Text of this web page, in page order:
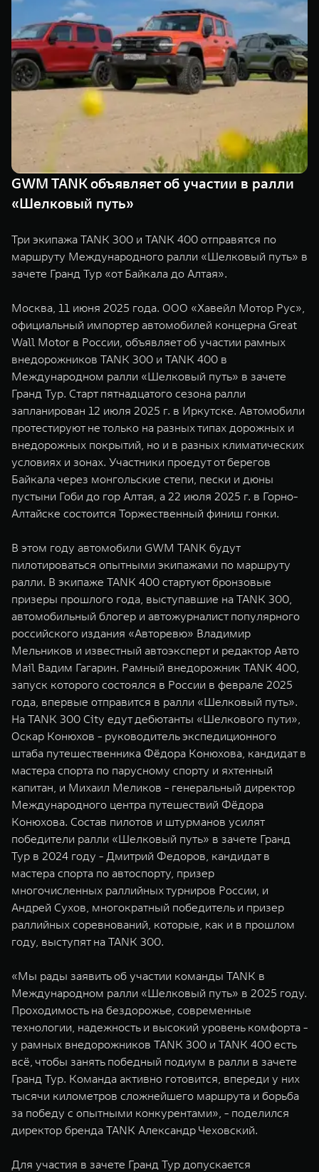
Веди за собой
от 6 499 000 ₽
TANK 700
Сила
от 10 199
WEY 07
Расширяя границы комфорта
от 6 149 000 ₽
WEY 05
Эстетика
WEY 80
от 6 449 000 ₽
WEY 80
TANK Финансы
Корпоративным клиентам
TANK ФИНАНСЫ
TANK Кредит
TANK Лизинг
TANK Страхование
Сервис
Специальные предложения
Моторные масла
ЦИФРОВЫЕ СЕРВИСЫ TANK
Цифровые сервисы TANK
Подписки
GWM TANK объявляет об участии в ралли
«Шелковый путь»
Три экипажа TANK 300 и TANK 400 отправятся по
маршруту Международного ралли «Шелковый путь» в
зачете Гранд Тур «от Байкала до Алтая».
Москва, 11 июня 2025 года. ООО «Хавейл Мотор Рус»,
официальный импортер автомобилей концерна Great
Wall Motor в России, объявляет об участии рамных
внедорожников TANK 300 и TANK 400 в
Международном ралли «Шелковый путь» в зачете
Гранд Тур. Старт пятнадцатого сезона ралли
запланирован 12 июля 2025 г. в Иркутске. Автомобили
протестируют не только на разных типах дорожных и
внедорожных покрытий, но и в разных климатических
условиях и зонах. Участники проедут от берегов
Байкала через монгольские степи, пески и дюны
пустыни Гоби до гор Алтая, а 22 июля 2025 г. в Горно-
Алтайске состоится Торжественный финиш гонки.
В этом году автомобили GWM TANK будут
пилотироваться опытными экипажами по маршруту
ралли. В экипаже TANK 400 стартуют бронзовые
призеры прошлого года, выступавшие на TANK 300,
автомобильный блогер и автожурналист популярного
российского издания «Авторевю» Владимир
Мельников и известный автоэксперт и редактор Авто
Mail Вадим Гагарин. Рамный внедорожник TANK 400,
запуск которого состоялся в России в феврале 2025
года, впервые отправится в ралли «Шелковый путь».
На TANK 300 City едут дебютанты «Шелкового пути»,
Оскар Конюхов - руководитель экспедиционного
штаба путешественника Фёдора Конюхова, кандидат в
мастера спорта по парусному спорту и яхтенный
капитан, и Михаил Меликов - генеральный директор
Международного центра путешествий Фёдора
Конюхова. Состав пилотов и штурманов усилят
победители ралли «Шелковый путь» в зачете Гранд
Тур в 2024 году - Дмитрий Федоров, кандидат в
мастера спорта по автоспорту, призер
многочисленных раллийных турниров России, и
Андрей Сухов, многократный победитель и призер
раллийных соревнований, которые, как и в прошлом
году, выступят на TANK 300.
«Мы рады заявить об участии команды TANK в
Международном ралли «Шелковый путь» в 2025 году.
Проходимость на бездорожье, современные
технологии, надежность и высокий уровень комфорта -
у рамных внедорожников TANK 300 и TANK 400 есть
всё, чтобы занять победный подиум в ралли в зачете
Гранд Тур. Команда активно готовится, впереди у них
тысячи километров сложнейшего маршрута и борьба
за победу с опытными конкурентами», - поделился
директор бренда TANK Александр Чеховский.
Для участия в зачете Гранд Тур допускается